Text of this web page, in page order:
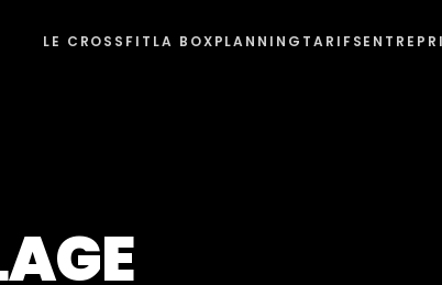
LE CROSSFIT LA BOXPLANNING TARIFS